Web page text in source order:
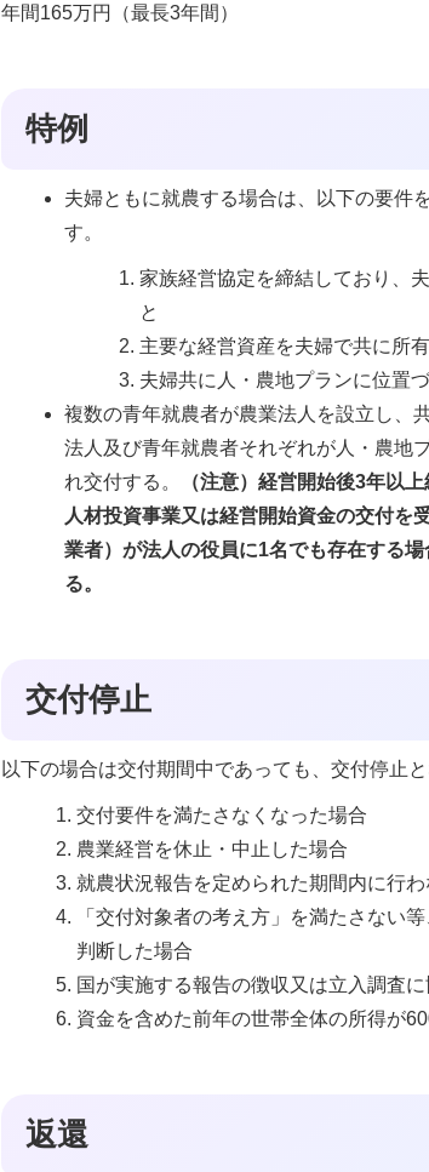
年間165万円（最長3年間）
特例
夫婦ともに就農する場合は、以下の要件
す。
家族経営協定を締結しており、
と
主要な経営資産を夫婦で共に所
夫婦共に人・農地プランに位置
複数の青年就農者が農業法人を設立し、
法人及び青年就農者それぞれが人・農地
れ交付する。
（注意）経営開始後3年以
人材投資事業又は経営開始資金の交付を
業者）が法人の役員に1名でも存在する
る。
交付停止
以下の場合は交付期間中であっても、交付停止と
交付要件を満たさなくなった場合
農業経営を休止・中止した場合
就農状況報告を定められた期間内に行
「交付対象者の考え方」を満たさない
判断した場合
国が実施する報告の徴収又は立入調査
資金を含めた前年の世帯全体の所得が
返還